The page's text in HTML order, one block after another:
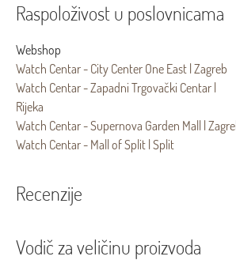
Raspoloživost u poslovnicama
Webshop
Watch Centar - City Center One East | Zagreb
Watch Centar - Zapadni Trgovački Centar |
Rijeka
Watch Centar - Supernova Garden Mall |
Watch Centar - Mall of Split | Split
Recenzije
Vodič za veličinu proizvoda